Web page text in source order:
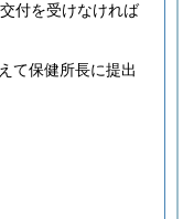
付を受けなければ
て保健所長に提出